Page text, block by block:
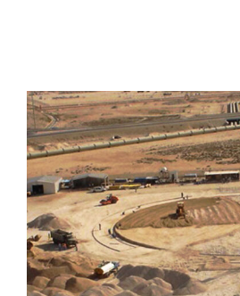
Ras Gas LNG